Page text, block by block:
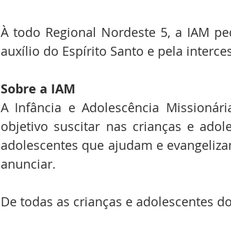
À todo Regional Nordeste 5, a IAM
auxílio do Espírito Santo e pela
Sobre a IAM
A Infância e Adolescência
objetivo suscitar nas crianças e
adolescentes que ajudam e
anunciar.
De todas as crianças e adolescentes